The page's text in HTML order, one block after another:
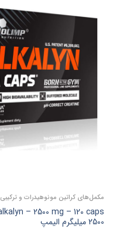
مکمل‌های کراتین مونوهیدرات و ترکیبی
2500 میلیگرم الیمپ